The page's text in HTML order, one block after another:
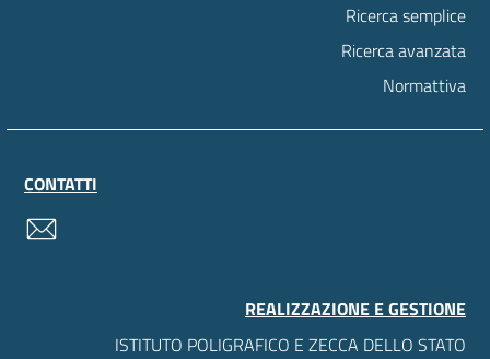
Ricerca semplice
Ricerca avanzata
Normattiva
CONTATTI
REALIZZAZIONE E GESTIONE
ISTITUTO POLIGRAFICO E ZECCA DELLO STATO